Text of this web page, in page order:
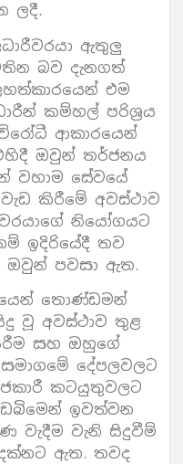
ලදී.
ඇතුලු
බව දැනගත්
එම
කම්හල් පරිශ්‍රය
ආකාරයෙන්
ඔවුන් තර්ජනය
වහාම සේවයේ
කිරීමේ අවස්ථාව
නියෝගයට
ඉදිරියේදී තව
ඔවුන් පවසා ඇත.
තොණ්ඩමන්
වූ අවස්ථාව තුළ
සහ ඔහුගේ
දේපලවලට
කටයුතුවලට
ඉවත්වන
වැදීම වැනි සිදුවීම්
ඇත. තවද